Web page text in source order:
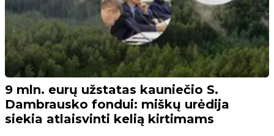
9 mln. eurų užstatas kauniečio S.
Dambrausko fondui: miškų urėdija
siekia atlaisvinti kelią kirtimams